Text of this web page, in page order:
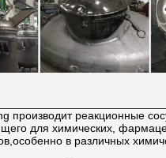
производит реакционные
для химических,
в различных